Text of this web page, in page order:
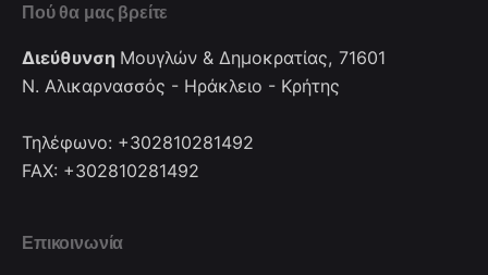
Πού θα μας βρείτε
Διεύθυνση Μουγλών & Δημοκρατίας, 71601
Ν. Αλικαρνασσός - Ηράκλειο - Κρήτης
Τηλέφωνο: +302810281492
FAX: +302810281492
Επικοινωνία